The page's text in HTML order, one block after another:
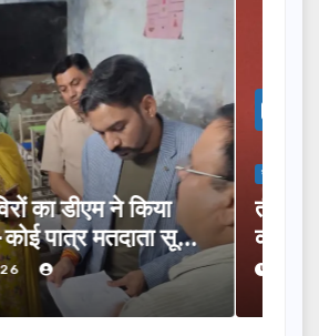
के लिए 13 महिलाओं
कार्यकर्तियां भी
2026